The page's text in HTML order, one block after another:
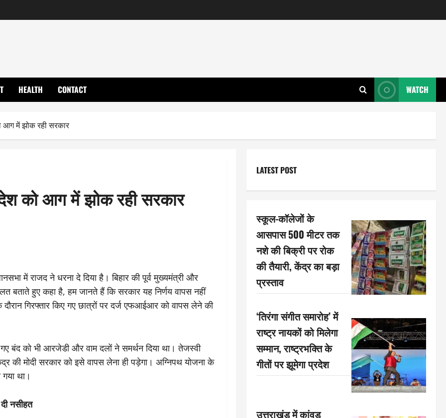
HEALTH CONTACT WATCH
आग में झोक रही सरकार
देश को आग में झोक रही सरकार
में राजद ने धरना दे दिया है। बिहार की पूर्व मुख्यमंत्री और
बताते हुए कहा है, हम जानते हैं कि सरकार यह निर्णय वापस नहीं
गिरफ्तार किए गए छात्रों पर दर्ज एफआईआर को वापस लेने की
बंद को भी आरजेडी और वाम दलों ने समर्थन दिया था। तेजस्वी
की मोदी सरकार को इसे वापस लेना ही पड़ेगा। अग्निपथ योजना के
था।
नसीहत
LATEST POST
स्कूल-कॉलेजों के
आसपास 500 मीटर तक
नशे की बिक्री पर रोक
की तैयारी, केंद्र का बड़ा
प्रस्ताव
‘तिरंगा संगीत समारोह’ में
राष्ट्र नायकों को मिलेगा
सम्मान, राष्ट्रभक्ति के
गीतों पर झूमेगा प्रदेश
उत्तराखंड में कांवड़